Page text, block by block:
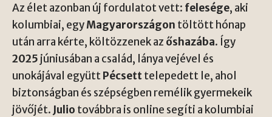
Az élet azonban új fordulatot vett: felesége, aki
kolumbiai, egyMagyarországon töltött hónap
után arra kérte, költözzenek az őshazába. Így
2025 júniusában a család, lánya vejével és
unokájával együttPécsetttelepedett le, ahol
biztonságban és szépségben remélik gyermekeik
jövőjét. Julio továbbra is online segíti a kolumbiai